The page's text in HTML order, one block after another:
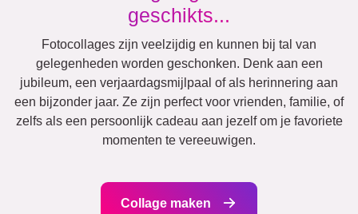
Seizoensgebonden Steden
Klassiek Geboorte
Kinderen
Mama
Papa
Oma
&
Opa